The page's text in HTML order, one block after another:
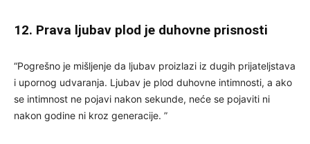
12. Prava ljubav plod je duhovne prisnosti
“Pogrešno je mišljenje da ljubav proizlazi iz dugih prijateljstava
i upornog udvaranja. Ljubav je plod duhovne intimnosti, a ako
se intimnost ne pojavi nakon sekunde, neće se pojaviti ni
nakon godine ni kroz generacije. ”